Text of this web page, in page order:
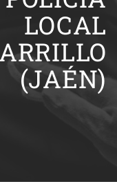
LOCAL
(JAÉN)